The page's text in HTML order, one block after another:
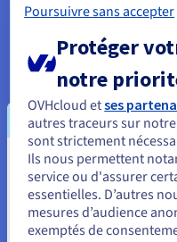
permettre de lancer
Profitez d’un cloud
Hosted Private
100 % dédiées,
Serveurs privés
virtuels constituent
performances, une
exceptionnelles.
Solutions
vos projets les plus
data, l’intelligence
Vous semblez
Unis.
Pour commander, rendez-
Poursuivre sans accepter
Protéger
notre
OVHcloud etses
autres traceurs sur
sont strictement
Ils nous permettent
service ou d'assurer
essentielles. D’autres
mesures d’audience
exemptés de